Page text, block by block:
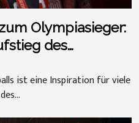
Olympiasieger:
des
ist eine Inspiration für viele